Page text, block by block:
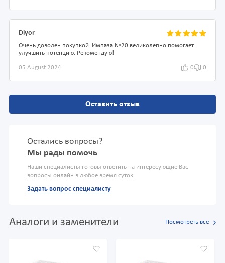
Diyor
Очень доволен покупкой. Импаза №20 великолепно помогает
улучшить потенцию. Рекомендую!
05 August 2024 0 0
Оставить отзыв
Остались вопросы?
Мы рады помочь
Наши специалисты готовы ответить на интересующие Вас
вопросы онлайн в любое время суток.
Задать вопрос специалисту
Аналоги и заменители Посмотреть все